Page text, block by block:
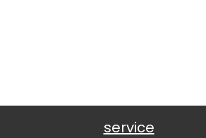
service